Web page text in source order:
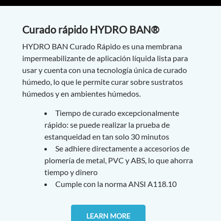
Curado rápido HYDRO BAN®
HYDRO BAN Curado Rápido es una membrana
impermeabilizante de aplicación líquida lista para
usar y cuenta con una tecnología única de curado
húmedo, lo que le permite curar sobre sustratos
húmedos y en ambientes húmedos.
Tiempo de curado excepcionalmente
rápido: se puede realizar la prueba de
estanqueidad en tan solo 30 minutos
Se adhiere directamente a accesorios de
plomería de metal, PVC y ABS, lo que ahorra
tiempo y dinero
Cumple con la norma ANSI A118.10
LEARN MORE